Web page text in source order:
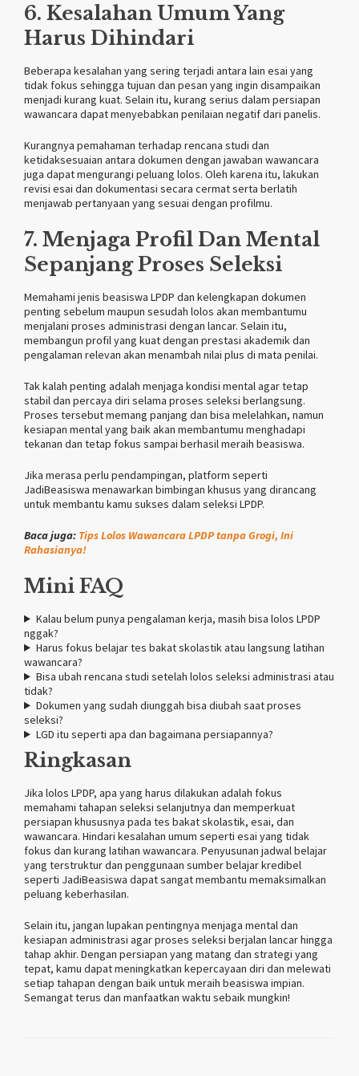
6. Kesalahan Umum Yang
Harus Dihindari
Beberapa kesalahan yang sering terjadi antara lain esai yang
tidak fokus sehingga tujuan dan pesan yang ingin disampaikan
menjadi kurang kuat. Selain itu, kurang serius dalam persiapan
wawancara dapat menyebabkan penilaian negatif dari panelis.
Kurangnya pemahaman terhadap rencana studi dan
ketidaksesuaian antara dokumen dengan jawaban wawancara
juga dapat mengurangi peluang lolos. Oleh karena itu, lakukan
revisi esai dan dokumentasi secara cermat serta berlatih
menjawab pertanyaan yang sesuai dengan profilmu.
7. Menjaga Profil Dan Mental
Sepanjang Proses Seleksi
Memahami jenis beasiswa LPDP dan kelengkapan dokumen
penting sebelum maupun sesudah lolos akan membantumu
menjalani proses administrasi dengan lancar. Selain itu,
membangun profil yang kuat dengan prestasi akademik dan
pengalaman relevan akan menambah nilai plus di mata penilai.
Tak kalah penting adalah menjaga kondisi mental agar tetap
stabil dan percaya diri selama proses seleksi berlangsung.
Proses tersebut memang panjang dan bisa melelahkan, namun
kesiapan mental yang baik akan membantumu menghadapi
tekanan dan tetap fokus sampai berhasil meraih beasiswa.
Jika merasa perlu pendampingan, platform seperti
JadiBeasiswa menawarkan bimbingan khusus yang dirancang
untuk membantu kamu sukses dalam seleksi LPDP.
Baca juga: Tips Lolos Wawancara LPDP tanpa Grogi, Ini
Rahasianya!
Mini FAQ
Kalau belum punya pengalaman kerja, masih bisa lolos LPDP
nggak?
Harus fokus belajar tes bakat skolastik atau langsung latihan
wawancara?
Bisa ubah rencana studi setelah lolos seleksi administrasi atau
tidak?
Dokumen yang sudah diunggah bisa diubah saat proses
seleksi?
LGD itu seperti apa dan bagaimana persiapannya?
Ringkasan
Jika lolos LPDP, apa yang harus dilakukan adalah fokus
memahami tahapan seleksi selanjutnya dan memperkuat
persiapan khususnya pada tes bakat skolastik, esai, dan
wawancara. Hindari kesalahan umum seperti esai yang tidak
fokus dan kurang latihan wawancara. Penyusunan jadwal belajar
yang terstruktur dan penggunaan sumber belajar kredibel
seperti JadiBeasiswa dapat sangat membantu memaksimalkan
peluang keberhasilan.
Selain itu, jangan lupakan pentingnya menjaga mental dan
kesiapan administrasi agar proses seleksi berjalan lancar hingga
tahap akhir. Dengan persiapan yang matang dan strategi yang
tepat, kamu dapat meningkatkan kepercayaan diri dan melewati
setiap tahapan dengan baik untuk meraih beasiswa impian.
Semangat terus dan manfaatkan waktu sebaik mungkin!